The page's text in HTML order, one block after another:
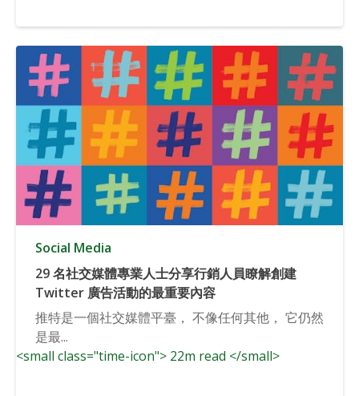
Social Media
29 名社交媒體專業人士分享行銷人員瞭解創建
Twitter 廣告活動的最重要內容
推特是一個社交媒體平臺， 不像任何其他， 它仍然
是最...
<small class="time-icon"> 22m read </small>